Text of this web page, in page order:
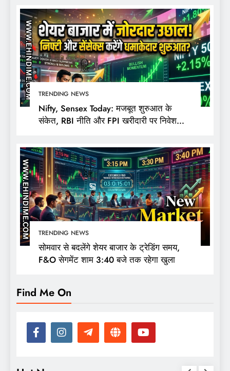
TRENDING NEWS
Nifty, Sensex Today: मजबूत शुरुआत के
संकेत, RBI नीति और FPI खरीदारी पर निवेशकों
TRENDING NEWS
सोमवार से बदलेंगे शेयर बाजार के ट्रेडिंग समय,
F&O सेगमेंट शाम 3:40 बजे तक रहेगा खुला
Find Me On